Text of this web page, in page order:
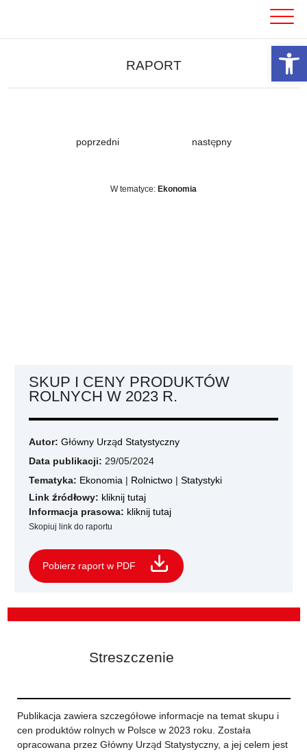
RAPORT
poprzedni następny
W tematyce: Ekonomia
SKUP I CENY PRODUKTÓW
ROLNYCH W 2023 R.
Autor: Główny Urząd Statystyczny
Data publikacji: 29/05/2024
Tematyka: Ekonomia | Rolnictwo | Statystyki
Link źródłowy: kliknij tutaj
Informacja prasowa: kliknij tutaj
Skopiuj link do raportu
Pobierz raport w PDF
Streszczenie
Publikacja zawiera szczegółowe informacje na temat skupu i
cen produktów rolnych w Polsce w 2023 roku. Została
opracowana przez Główny Urząd Statystyczny, a jej celem jest